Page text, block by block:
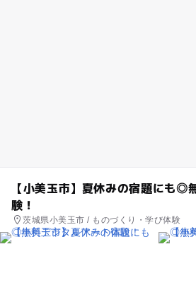
【小美玉市】夏休みの宿題にも◎
験！
茨城県小美玉市 / ものづくり・学び体験